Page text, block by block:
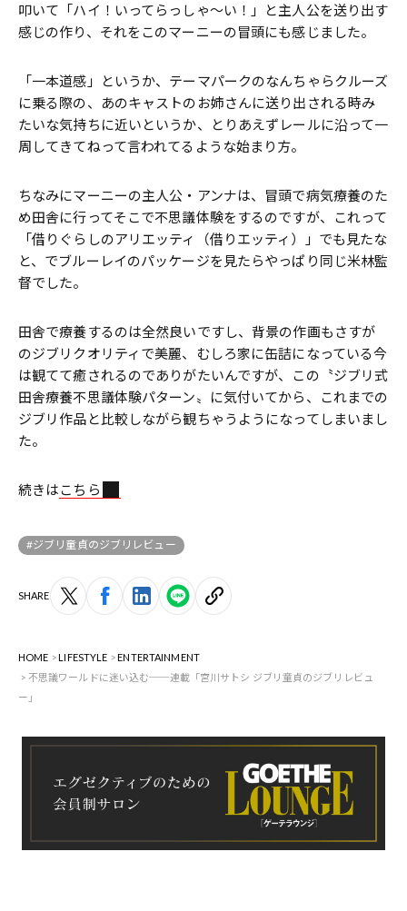
叩いて「ハイ！いってらっしゃ〜い！」と主人公を送り出す
感じの作り、それをこのマーニーの冒頭にも感じました。
「一本道感」というか、テーマパークのなんちゃらクルーズ
に乗る際の、あのキャストのお姉さんに送り出される時み
たいな気持ちに近いというか、とりあえずレールに沿って一
周してきてねって言われてるような始まり方。
ちなみにマーニーの主人公・アンナは、冒頭で病気療養のた
め田舎に行ってそこで不思議体験をするのですが、これって
「借りぐらしのアリエッティ（借りエッティ）」でも見たな
と、でブルーレイのパッケージを見たらやっぱり同じ米林監
督でした。
田舎で療養するのは全然良いですし、背景の作画もさすが
のジブリクオリティで美麗、むしろ家に缶詰になっている今
は観てて癒されるのでありがたいんですが、この〝ジブリ式
田舎療養不思議体験パターン〟に気付いてから、これまでの
ジブリ作品と比較しながら観ちゃうようになってしまいまし
た。
続きはこちら
#ジブリ童貞のジブリレビュー
SHARE
HOME LIFESTYLE
ENTERTAINMENT
不思議ワールドに迷い込む──連載「宮川サトシ ジブリ童貞のジブリレビュ
ー」